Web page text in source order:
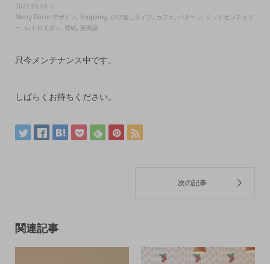
2022.05.04
Merry Decor デザイン, Shopping, のり無しタイプ , カフェ , パターン, ミッドセンチュリ
ー, レトロモダン, 壁紙, 新商品
只今メンテナンス中です。
しばらくお待ちください。
関連記事